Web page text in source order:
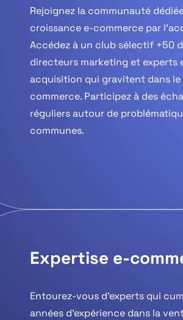
Rejoignez la communauté
croissance e-commerce par
Accédez à un club sélectif +50
directeurs marketing et experts
acquisition qui gravitent dans
commerce. Participez à des
réguliers autour de
communes.
Expertise e-
Entourez-vous d’experts qui
années d’expérience dans la